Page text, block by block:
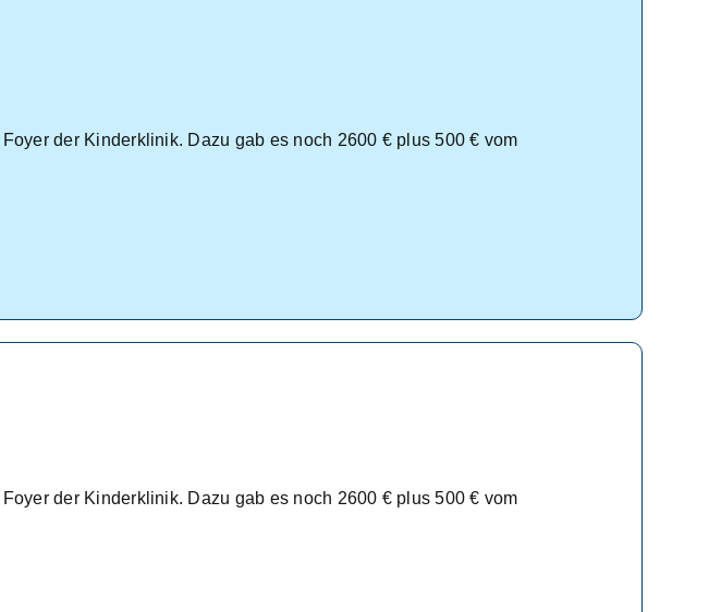
der Kinderklinik. Dazu gab es noch 2600 € plus 500 € vom
der Kinderklinik. Dazu gab es noch 2600 € plus 500 € vom